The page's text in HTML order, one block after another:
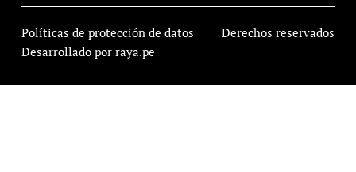
Políticas de protección de datos
Desarrollado por raya.pe
Derechos reservados